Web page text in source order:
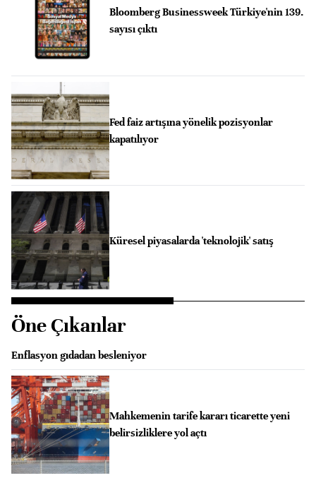
Bloomberg Businessweek Türkiye'nin 139.
sayısı çıktı
Fed faiz artışına yönelik pozisyonlar
kapatılıyor
Küresel piyasalarda 'teknolojik' satış
Öne Çıkanlar
Enflasyon gıdadan besleniyor
Mahkemenin tarife kararı ticarette yeni
belirsizliklere yol açtı